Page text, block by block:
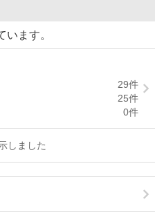
ます。
29件
25件
0件
しました